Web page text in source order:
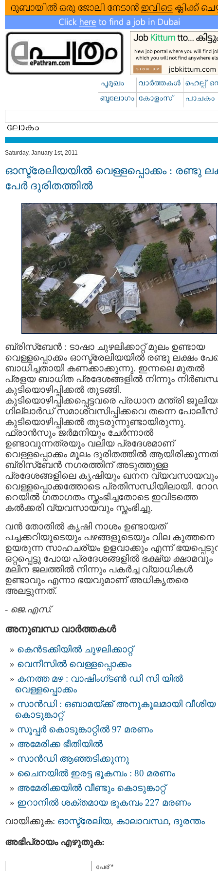
Saturday, January 1st, 2011
ഓസ്ട്രേലിയയില്‍ വെള്ളപ്പൊക്കം : രണ്ടു
പേര്‍ ദുരിതത്തില്‍
ബ്രിസ്ബേന്‍ : ടാഷാ ചുഴലിക്കാറ്റ്‌ മൂലം ഉണ്ടായ
വെള്ളപ്പൊക്കം ഓസ്ട്രേലിയയില്‍ രണ്ടു ലക്ഷം
ബാധിച്ചതായി കണക്കാക്കുന്നു. ഇന്നലെ മുതല്‍
പ്രളയ ബാധിത പ്രദേശങ്ങളില്‍ നിന്നും
കുടിയൊഴിപ്പിക്കല്‍ തുടങ്ങി.
കുടിയൊഴിപ്പിക്കപ്പെട്ടവരെ പ്രധാന മന്ത്രി
ഗില്ലാര്‍ഡ്‌ സമാശ്വസിപ്പിക്കവെ തന്നെ പോലീസ്‌
കുടിയൊഴിപ്പിക്കല്‍ തുടരുന്നുണ്ടായിരുന്നു.
ഫ്രാന്‍സും ജര്‍മനിയും ചേര്‍ന്നാല്‍
ഉണ്ടാവുന്നത്രയും വലിയ പ്രദേശമാണ്
വെള്ളപ്പൊക്കം മൂലം ദുരിതത്തില്‍
ബ്രിസ്ബേന്‍ നഗരത്തിന് അടുത്തുള്ള
പ്രദേശങ്ങളിലെ കൃഷിയും ഖനന വ്യവസായവും
വെള്ളപ്പൊക്കത്തോടെ പ്രതിസന്ധിയിലായി.
റെയില്‍ ഗതാഗതം സ്തംഭിച്ചതോടെ ഇവിടത്തെ
കല്‍ക്കരി വ്യവസായവും സ്തംഭിച്ചു.
വന്‍ തോതില്‍ കൃഷി നാശം ഉണ്ടായത്‌
പച്ചക്കറിയുടെയും പഴങ്ങളുടെയും വില കുത്തനെ
ഉയരുന്ന സാഹചര്യം ഉളവാക്കും എന്ന്
ഒറ്റപ്പെട്ടു പോയ പ്രദേശങ്ങളില്‍ ഭക്ഷ്യ ക്ഷാമവും
മലിന ജലത്തില്‍ നിന്നും പകര്‍ച്ച വ്യാധികള്‍
ഉണ്ടാവും എന്നാ ഭയവുമാണ് അധികൃതരെ
അലട്ടുന്നത്.
- ജെ.എസ്.
അനുബന്ധ വാര്‍ത്തകള്‍
കെൻടക്കിയിൽ ചുഴലിക്കാറ്റ്
വെനീസില്‍ വെള്ളപ്പൊക്കം
കനത്ത മഴ : വാഷിംഗ്ടണ്‍ ഡി സി യിൽ
വെള്ളപ്പൊക്കം
സാൻഡി : ഒബാമയ്ക്ക് അനുകൂലമായി വീശിയ
കൊടുങ്കാറ്റ്
സൂപ്പർ കൊടുങ്കാറ്റിൽ 97 മരണം
അമേരിക്ക ഭീതിയിൽ
സാൻഡി ആഞ്ഞടിക്കുന്നു
ചൈനയിൽ ഇരട്ട ഭൂകമ്പം : 80 മരണം
അമേരിക്കയില്‍ വീണ്ടും കൊടുങ്കാറ്റ്
ഇറാനില്‍ ശക്തമായ ഭൂകമ്പം 227 മരണം
വായിക്കുക: ഓസ്ട്രേലിയ, കാലാവസ്ഥ, ദുരന്തം
അഭിപ്രായം എഴുതുക:
പേര് *